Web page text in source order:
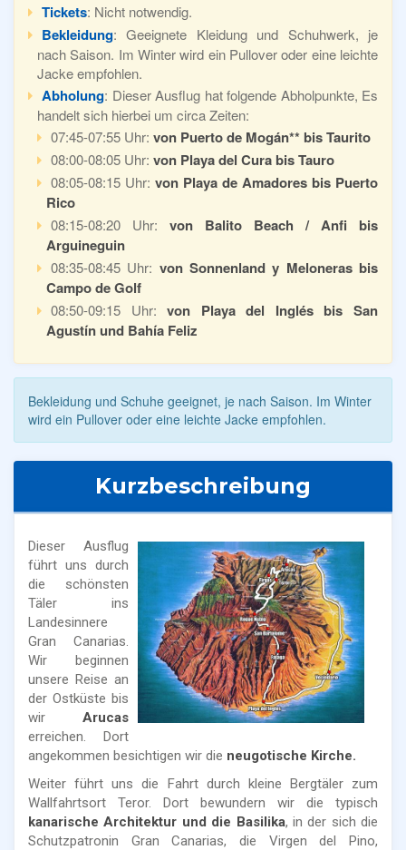
Tickets: Nicht notwendig.
Bekleidung: Geeignete Kleidung und Schuhwerk, je
nach Saison. Im Winter wird ein Pullover oder eine leichte
Jacke empfohlen.
Abholung: Dieser Ausflug hat folgende Abholpunkte, Es
handelt sich hierbei um circa Zeiten:
07:45-07:55 Uhr: von Puerto de Mogán** bisTaurito
08:00-08:05 Uhr: von Playa del Cura bis Tauro
08:05-08:15 Uhr: von Playa de Amadores bis Puerto
Rico
08:15-08:20 Uhr: von Balito Beach / Anfi bis
Arguineguin
08:35-08:45 Uhr: von Sonnenland y Meloneras bis
Campo de Golf
08:50-09:15 Uhr:von Playa del Inglés bis San
Agustín und Bahía Feliz
Bekleidung und Schuhe geeignet, je nach Saison. Im Winter
wird ein Pullover oder eine leichte Jacke empfohlen.
Kurzbeschreibung
Dieser Ausflug
führt uns durch
die schönsten
Täler ins
Landesinnere
Gran Canarias.
Wir beginnen
unsere Reise an
der Ostküste bis
wir Arucas
erreichen. Dort
angekommen besichtigen wir die neugotische Kirche.
Weiter führt uns die Fahrt durch kleine Bergtäler zum
Wallfahrtsort Teror. Dort bewundern wir die typisch
kanarische Architektur und die Basilika, in der sich die
Schutzpatronin Gran Canarias, die Virgen del Pino,